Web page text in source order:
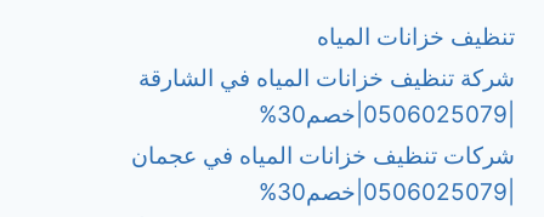
تنظيف خزانات المياه
شركة تنظيف خزانات المياه في الشارقة
شركات تنظيف خزانات المياه في عجمان